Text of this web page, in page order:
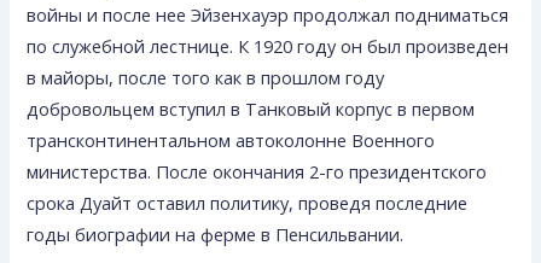
войны и после нее Эйзенхауэр продолжал подниматься
по служебной лестнице. К 1920 году он был произведен
в майоры, после того как в прошлом году
добровольцем вступил в Танковый корпус в первом
трансконтинентальном автоколонне Военного
министерства. После окончания 2-го президентского
срока Дуайт оставил политику, проведя последние
годы биографии на ферме в Пенсильвании.